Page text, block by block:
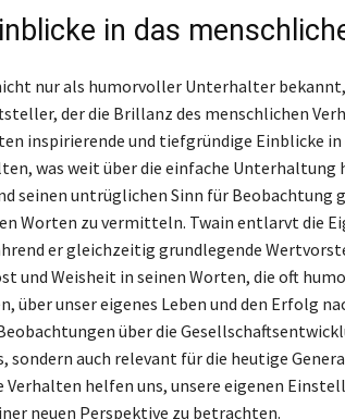
in das
nur als humorvoller Unterhalter
der die Brillanz des menschlichen
inspirierende und tiefgründige Einblicke
was weit über die einfache Unterhaltung
seinen untrüglichen Sinn für Beobachtung
Worten zu vermitteln. Twain entlarvt die
er gleichzeitig grundlegende
und Weisheit in seinen Worten, die oft
über unser eigenes Leben und den Erfolg
über die
sondern auch relevant für die heutige
Verhalten helfen uns, unsere eigenen
neuen Perspektive zu betrachten.